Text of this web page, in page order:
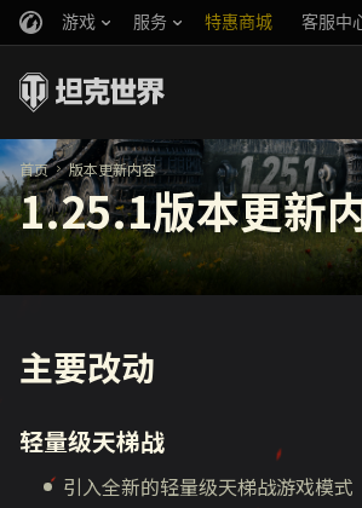
游戏 服务 特惠商城 客服中
你好，吾久
万圣节
《以战止战》
官方自媒体
首页 版本更新内容
1.25.1版本更新
主要改动
轻量级天梯战
引入全新的轻量级天梯战游戏模式